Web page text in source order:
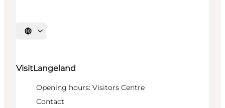
Select language
VisitLangeland
Opening hours: Visitors Centre
Contact